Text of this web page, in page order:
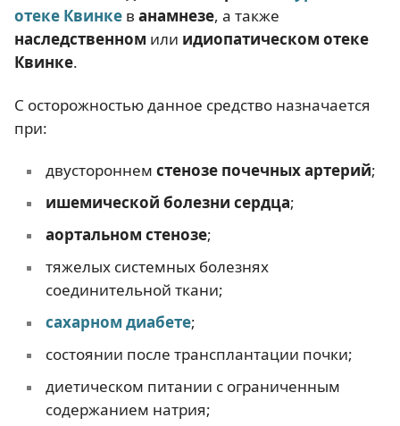
отеке Квинке в анамнезе, а также
наследственном или идиопатическом отеке
Квинке.
С осторожностью данное средство назначается
при:
двустороннем стенозе почечных артерий;
ишемической болезни сердца;
аортальном стенозе;
тяжелых системных болезнях
соединительной ткани;
сахарном диабете;
состоянии после трансплантации почки;
диетическом питании с ограниченным
содержанием натрия;